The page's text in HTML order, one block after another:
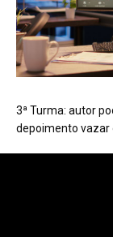
3ª Turma: autor
depoimento vazar